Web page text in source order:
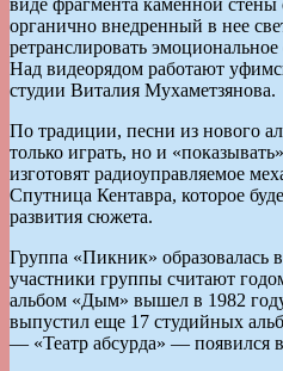
органично внедренный в нее
ретранслировать
Над видеорядом работают
студии Виталия Мухаметзянова.
По традиции, песни из нового
только играть, но и
изготовят радиоуправляемое
Спутница Кентавра, которое
развития сюжета.
Группа «Пикник» образовалась
участники группы считают
альбом «Дым» вышел в 1982
выпустил еще 17 студийных
— «Театр абсурда» — появился